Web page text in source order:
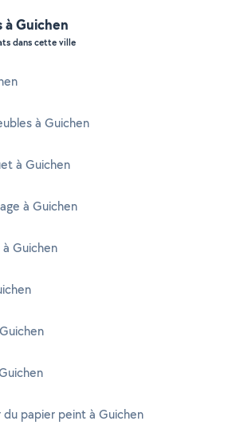
à Guichen
dans cette ville
à Guichen
à Guichen
à Guichen
Guichen
du papier peint à Guichen